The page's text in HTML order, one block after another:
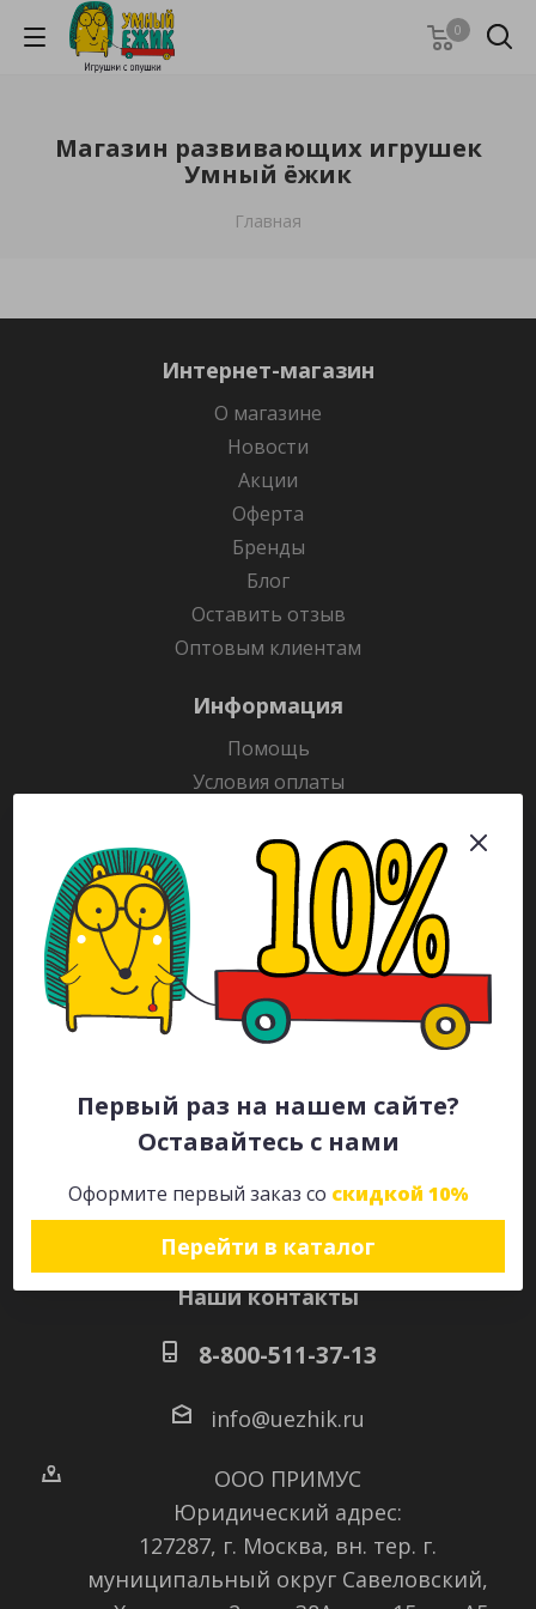
Первый раз на нашем сайте?
Оставайтесь с нами
Оформите первый заказ со скидкой 10%
Перейти в каталог
0
Магазин развивающих игрушек
Умный ёжик
Главная
Интернет-магазин
О магазине
Новости
Акции
Оферта
Бренды
Блог
Оставить отзыв
Оптовым клиентам
Информация
Помощь
Условия оплаты
Гарантия на товар
Раскраски
Рекламодателям
Каталог
Будьте всегда в курсе!
Наши контакты
8-800-511-37-13
info@uezhik.ru
ООО ПРИМУС
Юридический адрес:
127287, г. Москва, вн. тер. г.
муниципальный округ Савеловский,